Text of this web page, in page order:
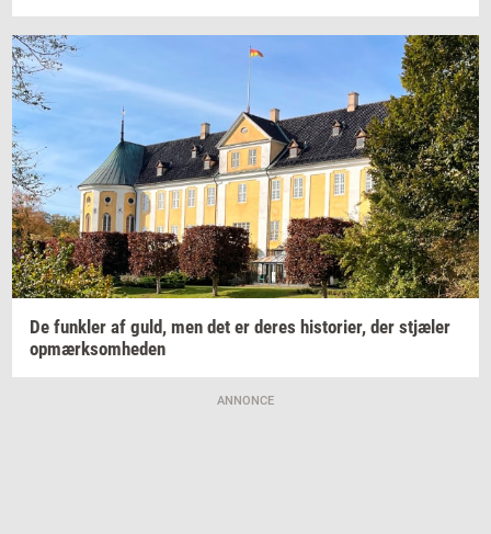
De funk­ler af guld, men det er deres hi­sto­ri­er, der stjæ­ler
op­mærk­som­he­den
ANNONCE